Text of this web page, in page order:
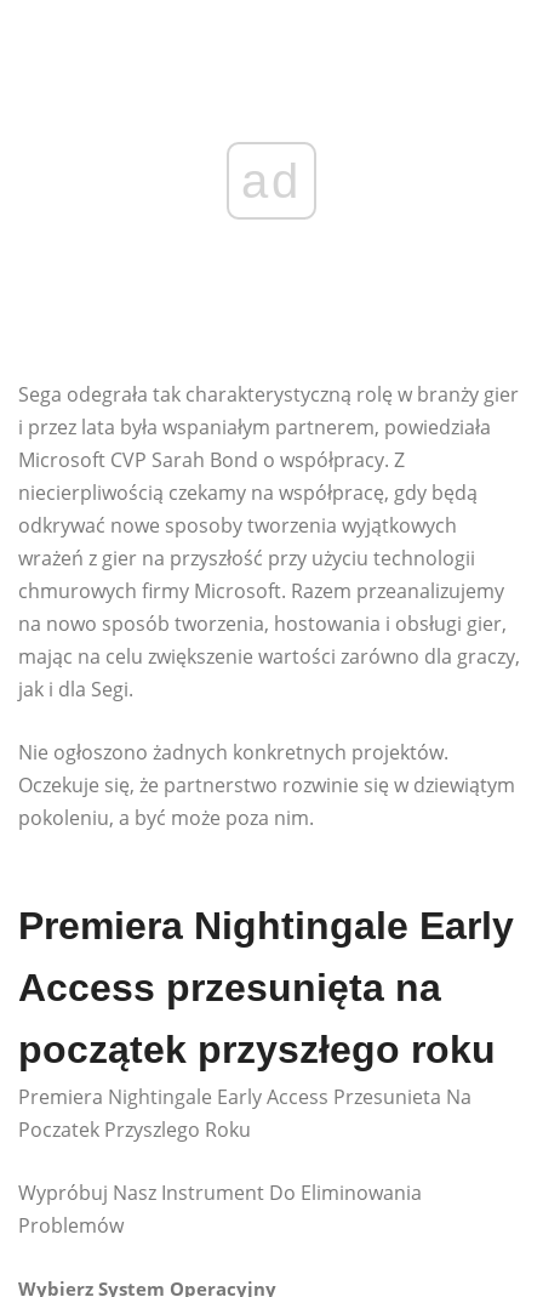
ad
Sega odegrała tak charakterystyczną rolę w branży gier
i przez lata była wspaniałym partnerem, powiedziała
Microsoft CVP Sarah Bond o współpracy. Z
niecierpliwością czekamy na współpracę, gdy będą
odkrywać nowe sposoby tworzenia wyjątkowych
wrażeń z gier na przyszłość przy użyciu technologii
chmurowych firmy Microsoft. Razem przeanalizujemy
na nowo sposób tworzenia, hostowania i obsługi gier,
mając na celu zwiększenie wartości zarówno dla graczy,
jak i dla Segi.
Nie ogłoszono żadnych konkretnych projektów.
Oczekuje się, że partnerstwo rozwinie się w dziewiątym
pokoleniu, a być może poza nim.
Premiera Nightingale Early
Access przesunięta na
początek przyszłego roku
Premiera Nightingale Early Access Przesunieta Na
Poczatek Przyszlego Roku
Wypróbuj Nasz Instrument Do Eliminowania
Problemów
Wybierz System Operacyjny